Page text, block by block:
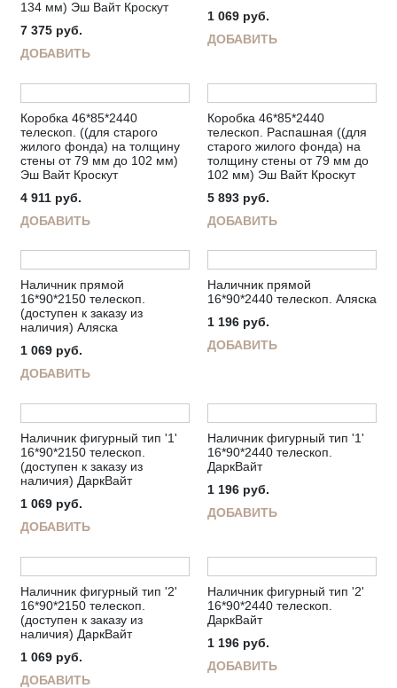
134 мм) Эш Вайт Кроскут
7 375 руб.
ДОБАВИТЬ
1 069 руб.
ДОБАВИТЬ
Коробка 46*85*2440
телескоп. ((для старого
жилого фонда) на толщину
стены от 79 мм до 102 мм)
Эш Вайт Кроскут
4 911 руб.
ДОБАВИТЬ
Коробка 46*85*2440
телескоп. Распашная ((для
старого жилого фонда) на
толщину стены от 79 мм до
102 мм) Эш Вайт Кроскут
5 893 руб.
ДОБАВИТЬ
Наличник прямой
16*90*2150 телескоп.
(доступен к заказу из
наличия) Аляска
1 069 руб.
ДОБАВИТЬ
Наличник прямой
16*90*2440 телескоп. Аляска
1 196 руб.
ДОБАВИТЬ
Наличник фигурный тип '1'
16*90*2150 телескоп.
(доступен к заказу из
наличия) ДаркВайт
1 069 руб.
ДОБАВИТЬ
Наличник фигурный тип '1'
16*90*2440 телескоп.
ДаркВайт
1 196 руб.
ДОБАВИТЬ
Наличник фигурный тип '2'
16*90*2150 телескоп.
(доступен к заказу из
наличия) ДаркВайт
1 069 руб.
ДОБАВИТЬ
Наличник фигурный тип '2'
16*90*2440 телескоп.
ДаркВайт
1 196 руб.
ДОБАВИТЬ